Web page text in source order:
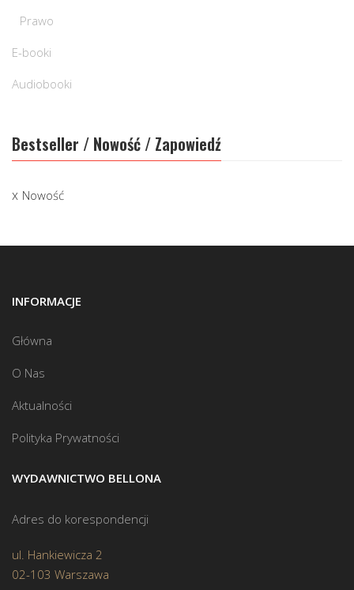
Prawo
E-booki
Audiobooki
Bestseller / Nowość / Zapowiedź
Nowość
INFORMACJE
Główna
O Nas
Aktualności
Polityka Prywatności
WYDAWNICTWO BELLONA
Adres do korespondencji
ul. Hankiewicza 2
02-103 Warszawa